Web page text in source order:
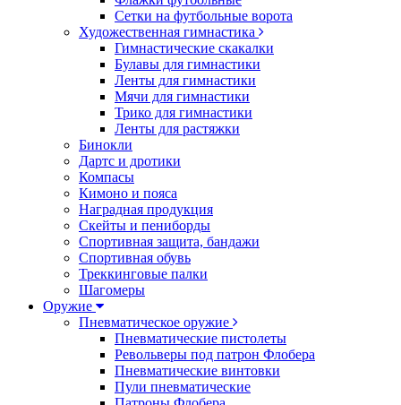
Сетки на футбольные ворота
Художественная гимнастика
Гимнастические скакалки
Булавы для гимнастики
Ленты для гимнастики
Мячи для гимнастики
Трико для гимнастики
Ленты для растяжки
Бинокли
Дартс и дротики
Компасы
Кимоно и пояса
Наградная продукция
Скейты и пениборды
Спортивная защита, бандажи
Спортивная обувь
Треккинговые палки
Шагомеры
Оружие
Пневматическое оружие
Пневматические пистолеты
Револьверы под патрон Флобера
Пневматические винтовки
Пули пневматические